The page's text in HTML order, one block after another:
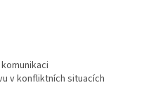
v konfliktních situacích